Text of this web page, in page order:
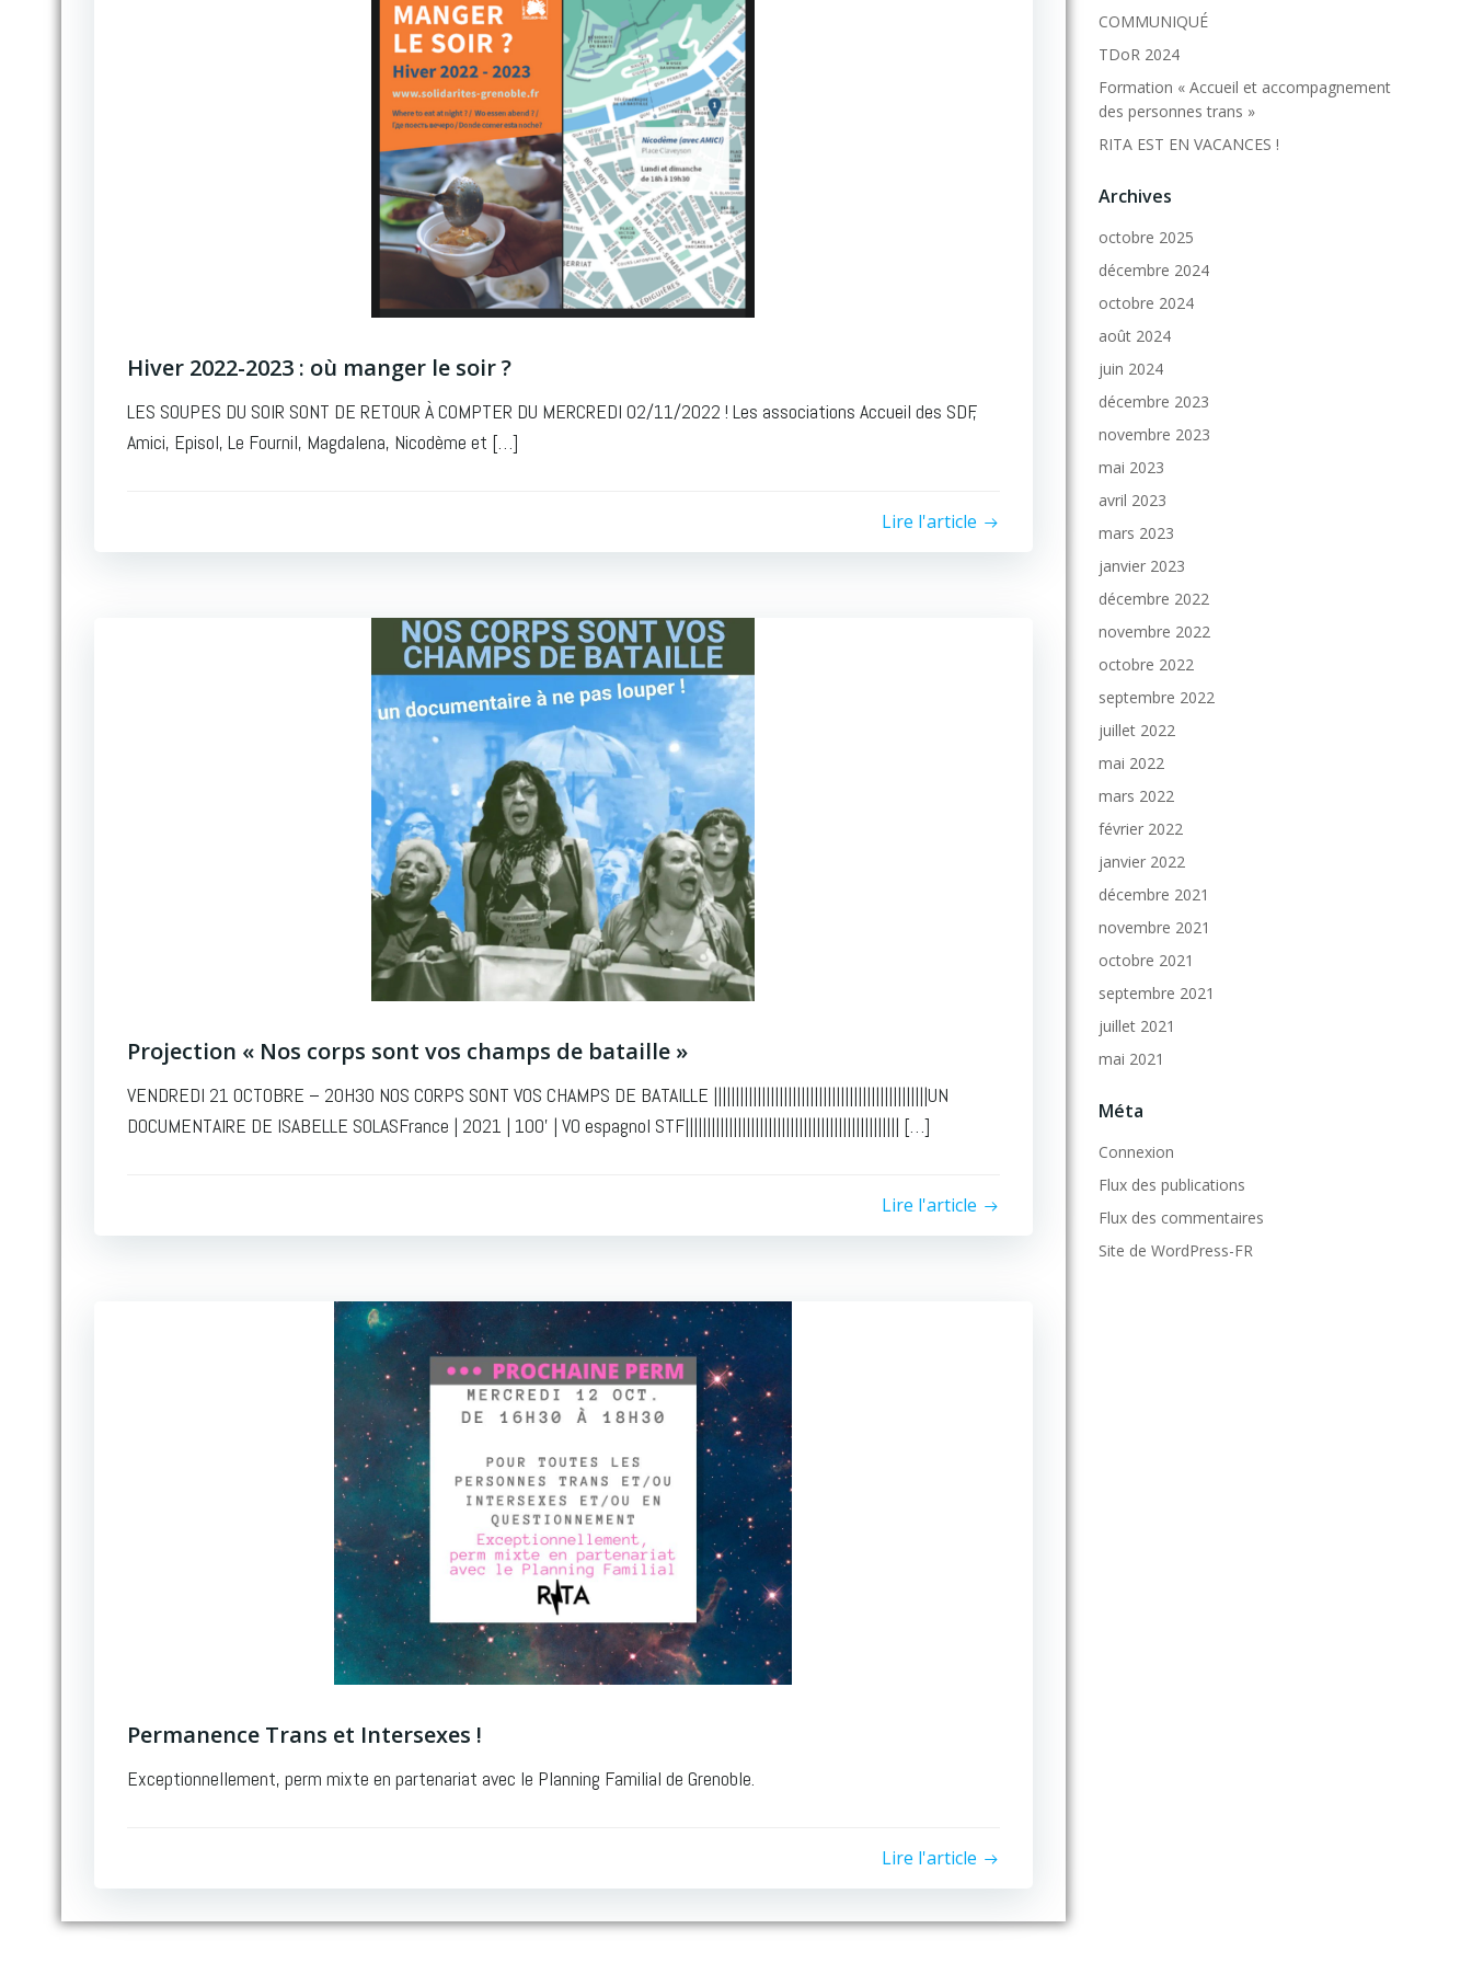
Hiver 2022-2023 : où manger le soir ?
LES SOUPES DU SOIR SONT DE RETOUR À COMPTER DU MERCREDI 02/11/2022 ! Les associations Accueil des SDF,
Amici, Episol, Le Fournil, Magdalena, Nicodème et […]
Lire l'article
Projection « Nos corps sont vos champs de bataille »
VENDREDI 21 OCTOBRE – 20H30 NOS CORPS SONT VOS CHAMPS DE BATAILLE |||||||||||||||||||||||||||||||||||||||||||||||||UN
DOCUMENTAIRE DE ISABELLE SOLASFrance | 2021 | 100’ | VO espagnol STF||||||||||||||||||||||||||||||||||||||||||||||||| […]
Lire l'article
Permanence Trans et Intersexes !
Exceptionnellement, perm mixte en partenariat avec le Planning Familial de Grenoble.
Lire l'article
COMMUNIQUÉ
TDoR 2024
Formation « Accueil et accompagnement
des personnes trans »
RITA EST EN VACANCES !
Archives
octobre 2025
décembre 2024
octobre 2024
août 2024
juin 2024
décembre 2023
novembre 2023
mai 2023
avril 2023
mars 2023
janvier 2023
décembre 2022
novembre 2022
octobre 2022
septembre 2022
juillet 2022
mai 2022
mars 2022
février 2022
janvier 2022
décembre 2021
novembre 2021
octobre 2021
septembre 2021
juillet 2021
mai 2021
Méta
Connexion
Flux des publications
Flux des commentaires
Site de WordPress-FR